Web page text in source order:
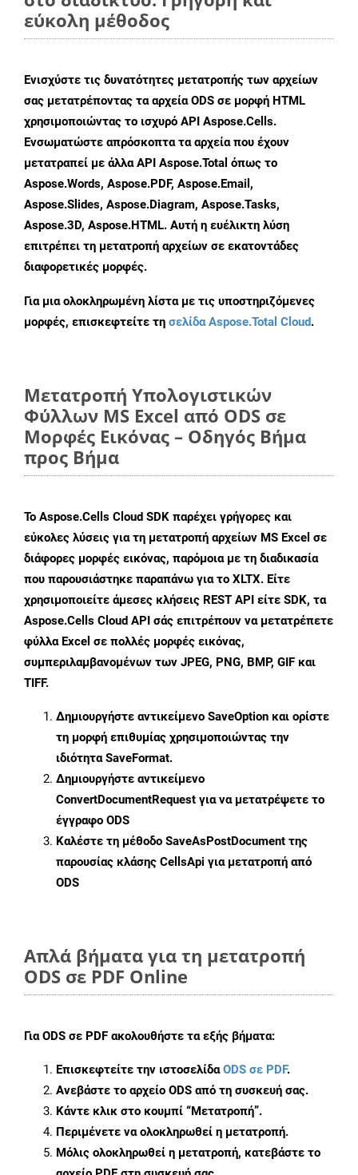
εύκολη μέθοδος
Ενισχύστε τις δυνατότητες μετατροπής των αρχείων
σας μετατρέποντας τα αρχεία ODS σε μορφή HTML
χρησιμοποιώντας το ισχυρό API Aspose.Cells.
Ενσωματώστε απρόσκοπτα τα αρχεία που έχουν
μετατραπεί με άλλα API Aspose.Total όπως το
Aspose.Words, Aspose.PDF, Aspose.Email,
Aspose.Slides, Aspose.Diagram, Aspose.Tasks,
Aspose.3D, Aspose.HTML. Αυτή η ευέλικτη λύση
επιτρέπει τη μετατροπή αρχείων σε εκατοντάδες
διαφορετικές μορφές.
Για μια ολοκληρωμένη λίστα με τις υποστηριζόμενες
μορφές, επισκεφτείτε τη σελίδα Aspose.Total Cloud.
Μετατροπή Υπολογιστικών
Φύλλων MS Excel από ODS σε
Μορφές Εικόνας – Οδηγός Βήμα
προς Βήμα
Το Aspose.Cells Cloud SDK παρέχει γρήγορες και
εύκολες λύσεις για τη μετατροπή αρχείων MS Excel σε
διάφορες μορφές εικόνας, παρόμοια με τη διαδικασία
που παρουσιάστηκε παραπάνω για το XLTX. Είτε
χρησιμοποιείτε άμεσες κλήσεις REST API είτε SDK, τα
Aspose.Cells Cloud API σάς επιτρέπουν να μετατρέπετε
φύλλα Excel σε πολλές μορφές εικόνας,
συμπεριλαμβανομένων των JPEG, PNG, BMP, GIF και
TIFF.
Δημιουργήστε αντικείμενο SaveOption και ορίστε
τη μορφή επιθυμίας χρησιμοποιώντας την
ιδιότηταSaveFormat.
Δημιουργήστε αντικείμενο
ConvertDocumentRequest για να μετατρέψετε το
έγγραφο ODS
Καλέστε τη μέθοδο SaveAsPostDocument της
παρουσίας κλάσης CellsApi για μετατροπή από
ODS
Απλά βήματα για τη μετατροπή
ODS σε PDF Online
ΓιαODS σε PDF ακολουθήστε τα εξής βήματα:
Επισκεφτείτε την ιστοσελίδαODS σε PDF.
Ανεβάστε το αρχείο ODS από τη συσκευή σας.
Κάντε κλικ στο κουμπί “Μετατροπή”.
Περιμένετε να ολοκληρωθεί η μετατροπή.
Μόλις ολοκληρωθεί η μετατροπή, κατεβάστε το